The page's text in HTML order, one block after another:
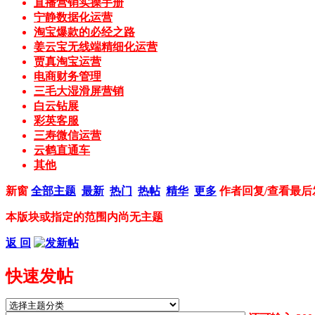
宁静数据化运营
淘宝爆款的必经之路
姜云宝无线端精细化运营
贾真淘宝运营
电商财务管理
三毛大湿滑屏营销
白云钻展
彩英客服
三寿微信运营
云鹤直通车
其他
新窗 全部主题 最新 热门 热帖 精华 更多 作者回复/查看最后
本版块或指定的范围内尚无主题
返 回
快速发帖